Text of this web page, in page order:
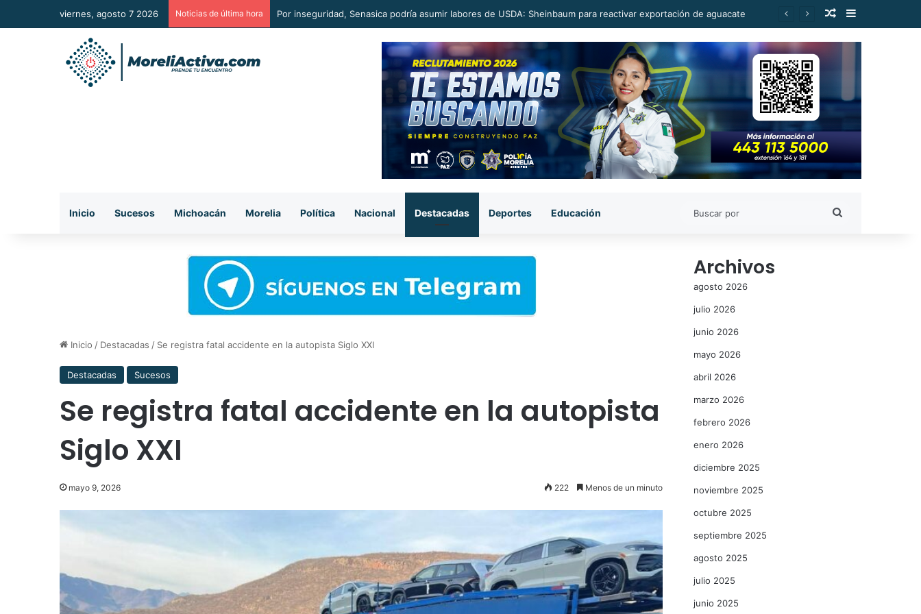
viernes, agosto 7 2026 Noticias de última hora Por inseguridad, Senasica podría asumir labores de USDA: Sheinbaum para reactivar exportación de aguacate Publicación al
Barra lateral
Inicio Sucesos Michoacán Morelia Política Nacional Destacadas Deportes Educación
Inicio / Destacadas / Se registra fatal accidente en la autopista Siglo XXI
Destacadas Sucesos
Se registra fatal accidente en la autopista
Siglo XXI
mayo 9, 2026 222 Menos de un minuto
Archivos
agosto 2026
julio 2026
junio 2026
mayo 2026
abril 2026
marzo 2026
febrero 2026
enero 2026
diciembre 2025
noviembre 2025
octubre 2025
septiembre 2025
agosto 2025
julio 2025
junio 2025